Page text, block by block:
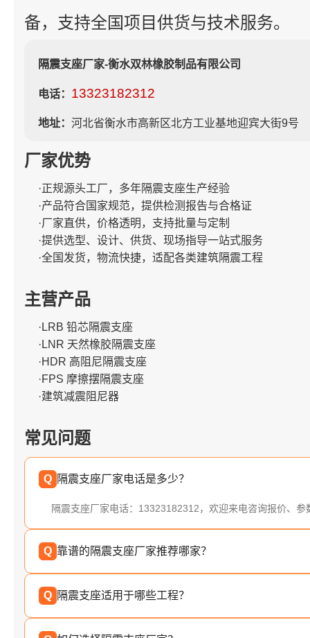
备，支持全国项目供货与技术服务。
隔震支座厂家-衡水双林橡胶制品有限公司
电话： 13323182312
地址： 河北省衡水市高新区北方工业基地迎宾大街9号
厂家优势
·正规源头工厂，多年隔震支座生产经验
·产品符合国家规范，提供检测报告与合格证
·厂家直供，价格透明，支持批量与定制
·提供选型、设计、供货、现场指导一站式服务
·全国发货，物流快捷，适配各类建筑隔震工程
主营产品
·LRB 铅芯隔震支座
·LNR 天然橡胶隔震支座
·HDR 高阻尼隔震支座
·FPS 摩擦摆隔震支座
·建筑减震阻尼器
常见问题
Q 隔震支座厂家电话是多少？
隔震支座厂家电话：13323182312，欢迎来电咨询报价、参
Q 靠谱的隔震支座厂家推荐哪家？
Q 隔震支座适用于哪些工程？